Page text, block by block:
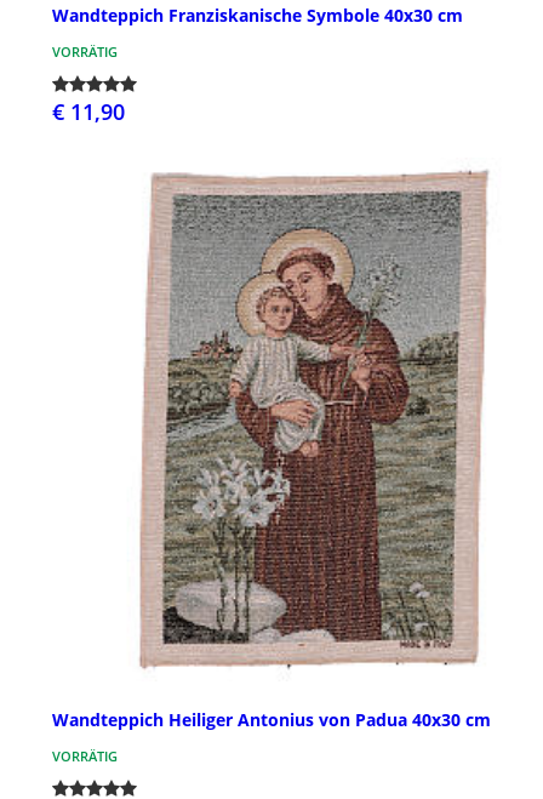
Wandteppich Franziskanische Symbole 40x30 cm
VORRÄTIG
€ 11,90
Wandteppich Heiliger Antonius von Padua 40x30 cm
VORRÄTIG